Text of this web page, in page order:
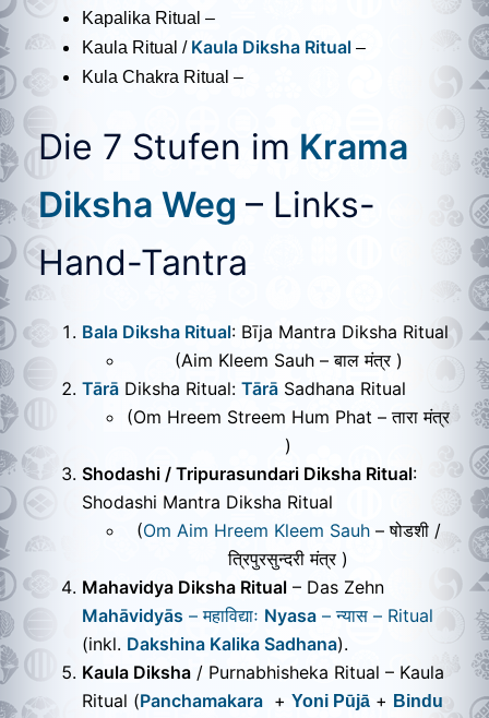
Kapalika Ritual –
Kaula Ritual / Kaula Diksha Ritual –
Kula Chakra Ritual –
Die 7 Stufen im Krama
Diksha Weg – Links-
Hand-Tantra
Bala Diksha Ritual: Bīja Mantra Diksha Ritual
(Aim Kleem Sauh – बाल मंत्र )
Tārā Diksha Ritual: Tārā Sadhana Ritual
(Om Hreem Streem Hum Phat – तारा मंत्र
)
Shodashi / Tripurasundari Diksha Ritual:
Shodashi Mantra Diksha Ritual
(Om Aim Hreem Kleem Sauh– षोडशी /
त्रिपुरसुन्दरी मंत्र )
Mahavidya Diksha Ritual – Das Zehn
Mahāvidyās – महाविद्याः Nyasa – न्यास – Ritual
(inkl. Dakshina Kalika Sadhana).
Kaula Diksha / Purnabhisheka Ritual – Kaula
Ritual (Panchamakara + Yoni Pūjā + Bindu